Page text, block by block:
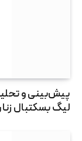
پیش‌بینی و
لیگ بسکتبال